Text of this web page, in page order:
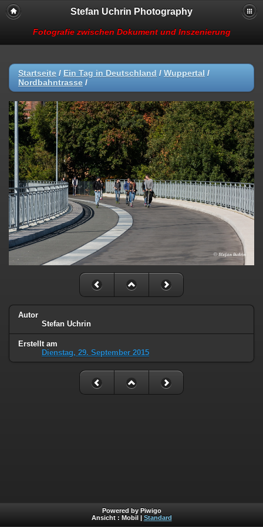
Stefan Uchrin Photography
Fotografie zwischen Dokument und Inszenierung
Startseite / Ein Tag in Deutschland / Wuppertal /
Nordbahntrasse /
Autor
Stefan Uchrin
Erstellt am
Dienstag, 29. September 2015
Powered by Piwigo
Ansicht : Mobil Standard